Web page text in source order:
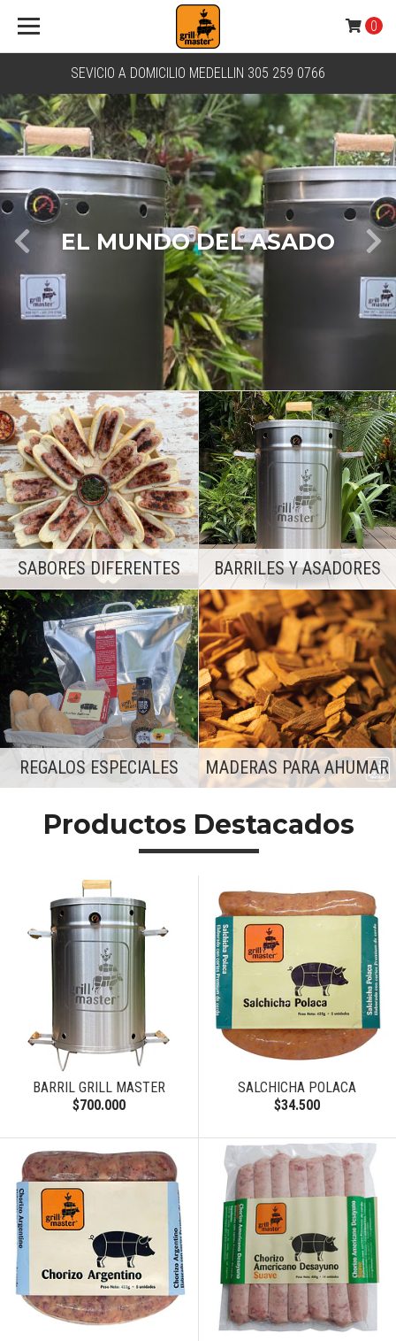
SEVICIO A DOMICILIO MEDELLIN 305 259 0766
0
EL MUNDO DEL ASADO
SABORES DIFERENTES BARRILES Y ASADORES
REGALOS ESPECIALES MADERAS PARA AHUMAR
Productos Destacados
BARRIL GRILL MASTER
$700.000
SALCHICHA POLACA
$34.500